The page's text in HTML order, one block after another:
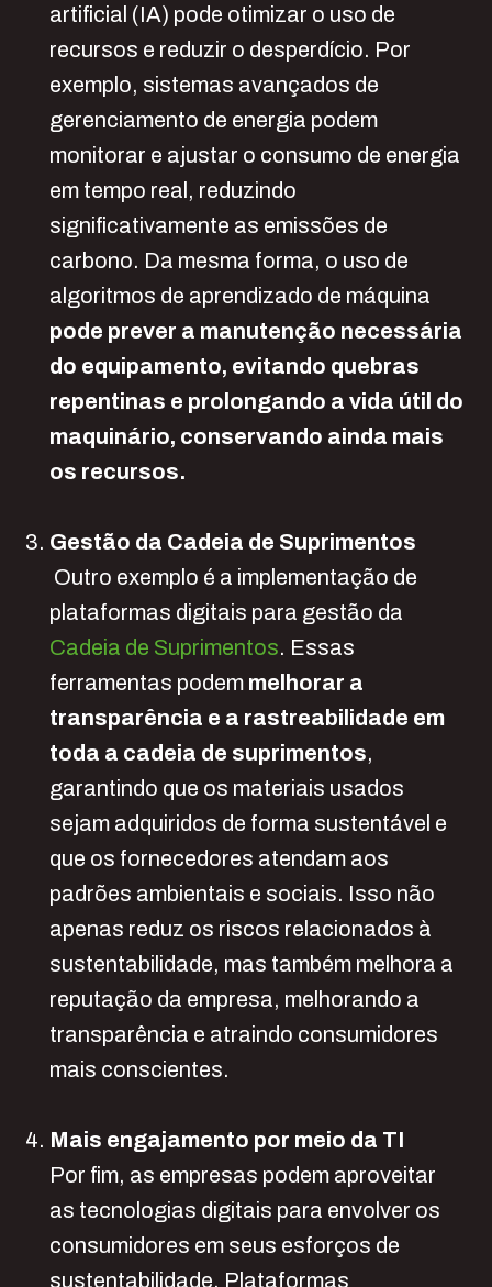
artificial (IA) pode otimizar o uso de
recursos e reduzir o desperdício. Por
exemplo, sistemas avançados de
gerenciamento de energia podem
monitorar e ajustar o consumo de energia
em tempo real, reduzindo
significativamente as emissões de
carbono. Da mesma forma, o uso de
algoritmos de aprendizado de máquina
pode prever a manutenção necessária
do equipamento, evitando quebras
repentinas e prolongando a vida útil do
maquinário, conservando ainda mais
os recursos.
Gestão da Cadeia de Suprimentos
Outro exemplo é a implementação de
plataformas digitais para gestão da
Cadeia de Suprimentos. Essas
ferramentas podem melhorar a
transparência e a rastreabilidade em
toda a cadeia de suprimentos,
garantindo que os materiais usados
sejam adquiridos de forma sustentável e
que os fornecedores atendam aos
padrões ambientais e sociais. Isso não
apenas reduz os riscos relacionados à
sustentabilidade, mas também melhora a
reputação da empresa, melhorando a
transparência e atraindo consumidores
mais conscientes.
Mais engajamento por meio da TI
Por fim, as empresas podem aproveitar
as tecnologias digitais para envolver os
consumidores em seus esforços de
sustentabilidade. Plataformas